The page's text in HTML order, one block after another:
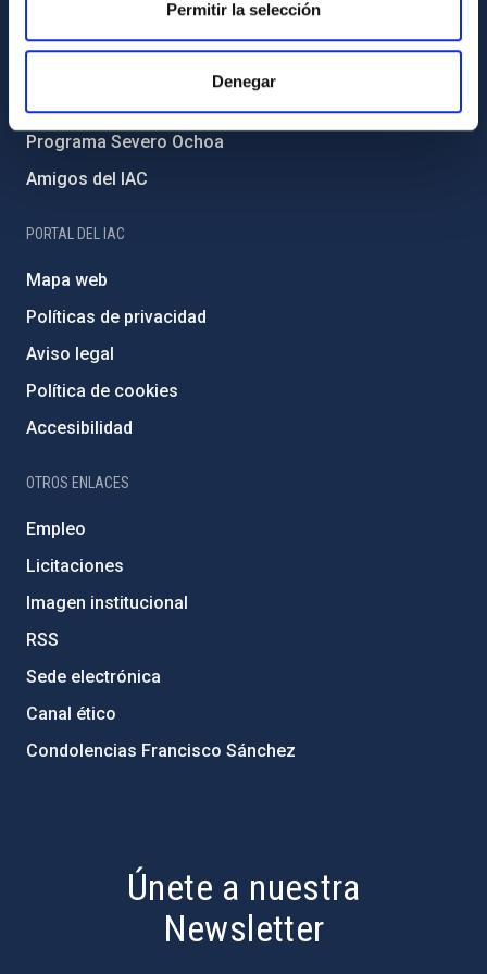
Permitir la selección
Denegar
Financiación externa
Programa Severo Ochoa
Amigos del IAC
PORTAL DEL IAC
Mapa web
Políticas de privacidad
Aviso legal
Política de cookies
Accesibilidad
OTROS ENLACES
Empleo
Licitaciones
Imagen institucional
RSS
Sede electrónica
Canal ético
Condolencias Francisco Sánchez
Únete a nuestra
Newsletter